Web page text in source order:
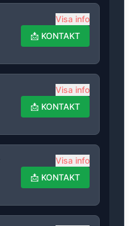
Visa info
📩 KONTAKT
Visa info
📩 KONTAKT
Visa info
📩 KONTAKT